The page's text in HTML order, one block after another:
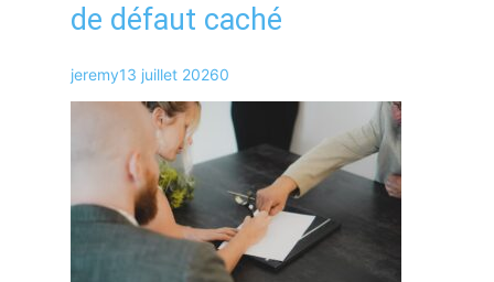
de défaut caché
jeremy13 juillet 20260